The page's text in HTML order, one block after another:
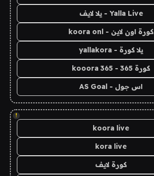
Yalla Live - يلا لايف
كورة اون لاين - koora onl
يلا كورة - yallakora
كورة 365 - kooora 365
اس جول - AS Goal
!
koora live
kora live
كورة لايف